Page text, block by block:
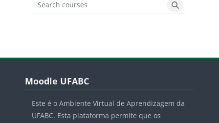
Search courses
Search
Blocos
Moodle UFABC
Este é o Ambiente Virtual de Aprendizagem da
UFABC. Esta plataforma permite que os